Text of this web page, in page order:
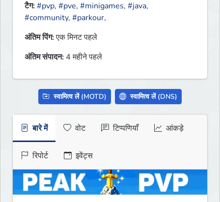
टैग:#pvp, #pve, #minigames, #java,
#community, #parkour,
अंतिम पिंग:एक मिनट पहले
अंतिम संपादन: 4 महीने पहले
स्वामित्व लें (MOTD) स्वामित्व लें (DNS)
बारे में वोट टिप्पणियाँ आंकड़े
रिपोर्ट इवेंट्स